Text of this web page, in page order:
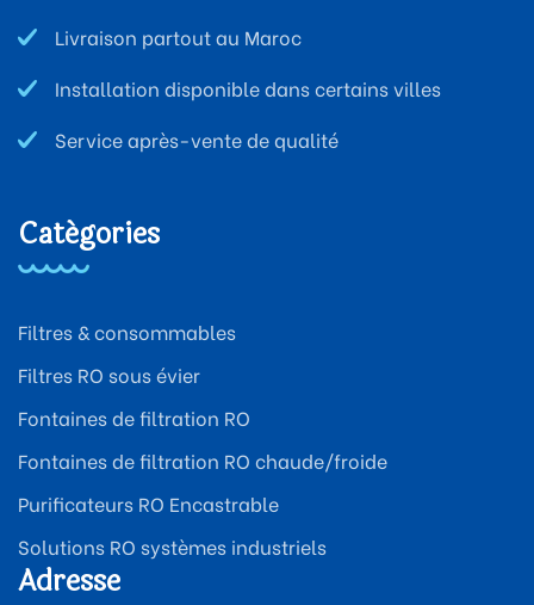
Livraison partout au Maroc
Installation disponible dans certains villes
Service après-vente de qualité
Catégories
Filtres & consommables
Filtres RO sous évier
Fontaines de filtration RO
Fontaines de filtration RO chaude/froide
Purificateurs RO Encastrable
Solutions RO systèmes industriels
Adresse